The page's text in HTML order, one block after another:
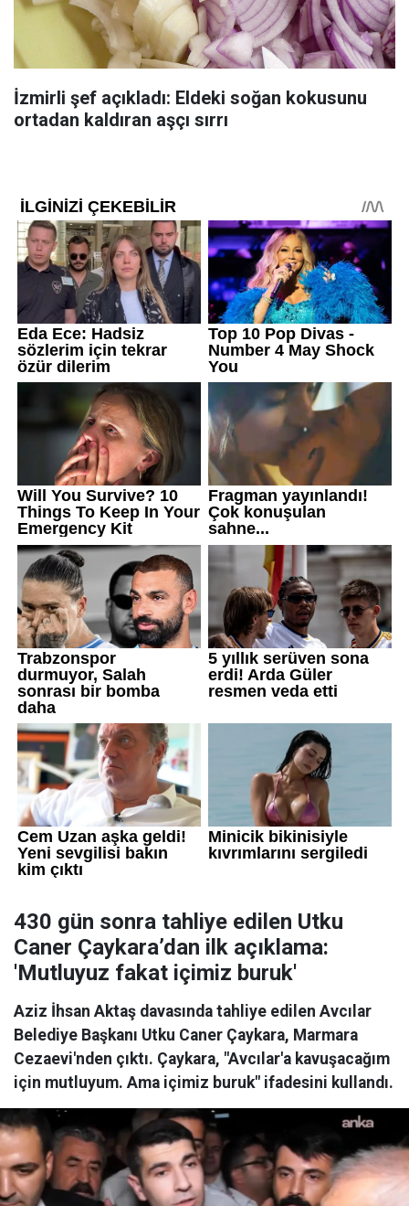
İzmirli şef açıkladı: Eldeki soğan kokusunu
ortadan kaldıran aşçı sırrı
430 gün sonra tahliye edilen Utku
Caner Çaykara’dan ilk açıklama:
'Mutluyuz fakat içimiz buruk'
Aziz İhsan Aktaş davasında tahliye edilen Avcılar
Belediye Başkanı Utku Caner Çaykara, Marmara
Cezaevi'nden çıktı. Çaykara, "Avcılar'a kavuşacağım
için mutluyum. Ama içimiz buruk" ifadesini kullandı.